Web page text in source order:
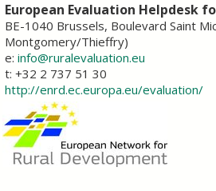
European Evaluation Helpdesk
BE-1040 Brussels, Boulevard Saint
Montgomery/Thieffry)
e: info@ruralevaluation.eu
t: +32 2 737 51 30
http://enrd.ec.europa.eu/evaluation/